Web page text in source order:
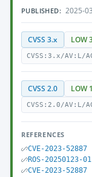
PUBLISHED: 2025-
CVSS 3.x LOW
CVSS:3.x/AV:L/
CVSS 2.0 LOW
CVSS:2.0/AV:L/
REFERENCES
CVE-2023-52887
ROS-20250123-01
CVE-2023-52887